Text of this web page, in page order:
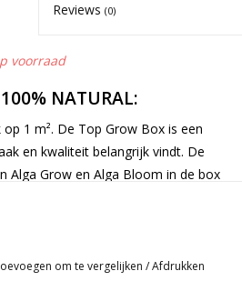
Reviews (0)
voorraad
NATURAL:
1 m². De Top Grow Box is een
en kwaliteit belangrijk vindt. De
Alga Grow en Alga Bloom in de box
om te vergelijken /Afdrukken